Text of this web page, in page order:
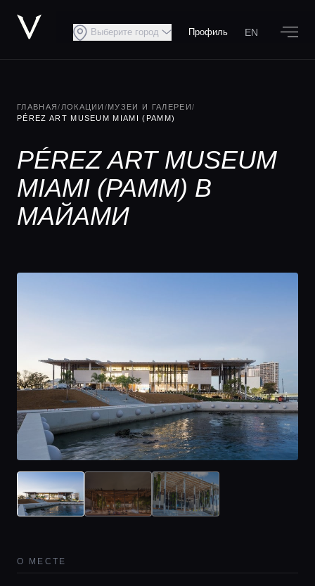
Выберите город Профиль EN
ГЛАВНАЯ/ ЛОКАЦИИ /МУЗЕИ И ГАЛЕРЕИ/
PÉREZ ART MUSEUM MIAMI (PAMM)
PÉREZ ART MUSEUM
MIAMI (PAMM) В
МАЙАМИ
О МЕСТЕ